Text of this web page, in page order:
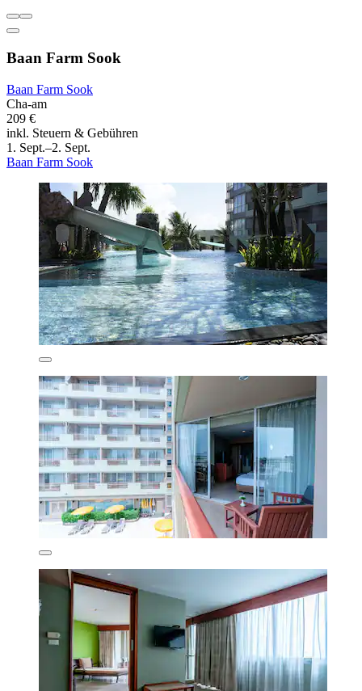
Baan Farm Sook
Baan Farm Sook
Cha-am
209 €
inkl. Steuern & Gebühren
1. Sept.–2. Sept.
Baan Farm Sook